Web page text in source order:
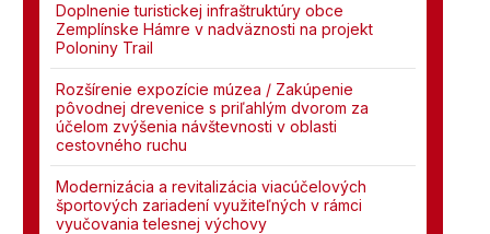
Doplnenie turistickej infraštruktúry obce
Zemplínske Hámre v nadväznosti na projekt
Poloniny Trail
Rozšírenie expozície múzea / Zakúpenie
pôvodnej drevenice s priľahlým dvorom za
účelom zvýšenia návštevnosti v oblasti
cestovného ruchu
Modernizácia a revitalizácia viacúčelových
športových zariadení využiteľných v rámci
vyučovania telesnej výchovy